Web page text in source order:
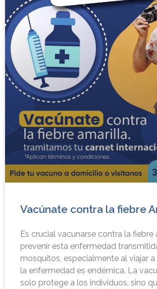
Vacúnate contra la fiebre
Es crucial vacunarse contra la fiebre
prevenir esta enfermedad
mosquitos, especialmente al viajar
la enfermedad es endémica. La
solo protege a los individuos, sino